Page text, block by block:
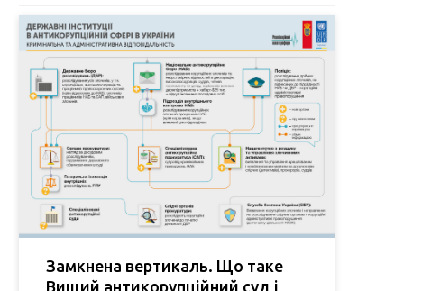
Замкнена вертикаль. Що таке
Вищий антикорупційний суд і